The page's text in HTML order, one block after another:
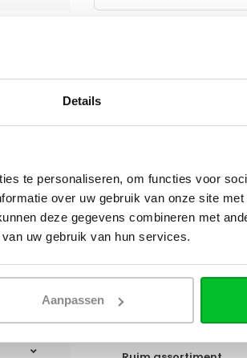
Details
te personaliseren, om functies voor
over uw gebruik van onze site
deze gegevens combineren met
uw gebruik van hun services.
Aanpassen
Heb je een vraag
Simon helpt je graag en
Stuur een bericht